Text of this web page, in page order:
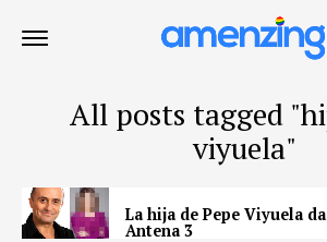
All posts tagged
viyuela"
La hija de Pepe Viyuela
Antena 3